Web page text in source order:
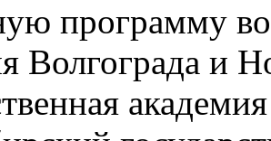
программу
Волгограда и